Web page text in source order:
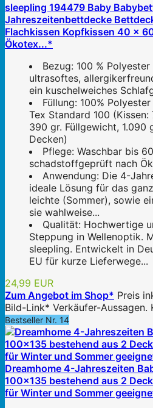
sleepling 194479 Baby
Jahreszeitenbettdecke
Flachkissen Kopfkissen 40 x
Ökotex...*
Bezug: 100 %
ultrasoftes,
ein kuschelweiches
Füllung: 100%
Tex Standard 100
390 gr. Füllgewicht, 1.090
Decken)
Pflege: Waschbar bis
schadstoffgeprüft nach
Anwendung: Die 4-
ideale Lösung für das
leichte (Sommer), sowie
sie wahlweise...
Qualität: Hochwertige
Steppung in Wellenoptik.
sleepling. Entwickelt in
EU für kurze Lieferwege...
24,99 EUR
Zum Angebot im Shop* Preis
Bild-Link* Verkäufer-Aussagen.
Bestseller Nr. 14
Dreamhome 4-Jahreszeiten
100x135 bestehend aus 2
für Winter und Sommer